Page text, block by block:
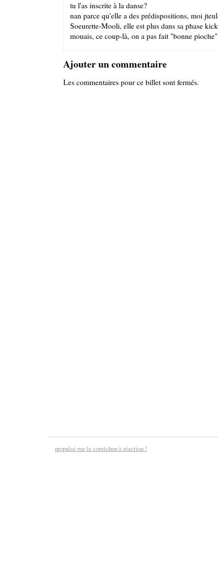
tu l'as inscrite à la danse?
nan parce qu'elle a des prédispositions, moi
Soeurette-Mooli, elle est plus dans sa phase
mouais, ce coup-là, on a pas fait "bonne
Ajouter un commentaire
Les commentaires pour ce billet sont fermés.
propulsé par le cornichon à réaction !